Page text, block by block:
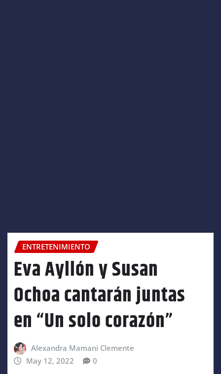
ENTRETENIMIENTO
Eva Ayllón y Susan
Ochoa cantarán juntas
en “Un solo corazón”
Alexandra Mamani Clemente
May 12, 2022
0